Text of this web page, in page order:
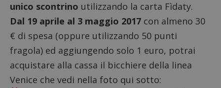
unico scontrino utilizzando la carta Fìdaty.
Dal 19 aprile al 3 maggio 2017 con almeno 30
€ di spesa (oppure utilizzando 50 punti
fragola) ed aggiungendo solo 1 euro, potrai
acquistare alla cassa il bicchiere della linea
Venice che vedi nella foto qui sotto: